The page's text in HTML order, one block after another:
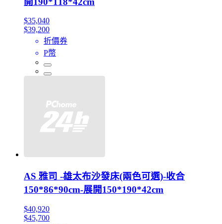
$35,040
$39,200
折價券
P幣
AS 雅司 -雄太布沙發床(兩色可選)-收合
150*86*90cm-展開150*190*42cm
$40,920
$45,700